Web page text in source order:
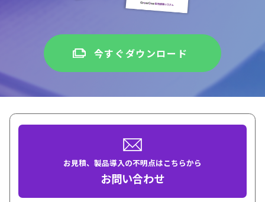
今すぐダウンロード
お見積、製品導入の不明点はこちらから
お問い合わせ